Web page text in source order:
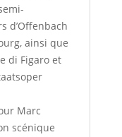
d’Offenbach
ainsi que
di Figaro et
Marc
scénique